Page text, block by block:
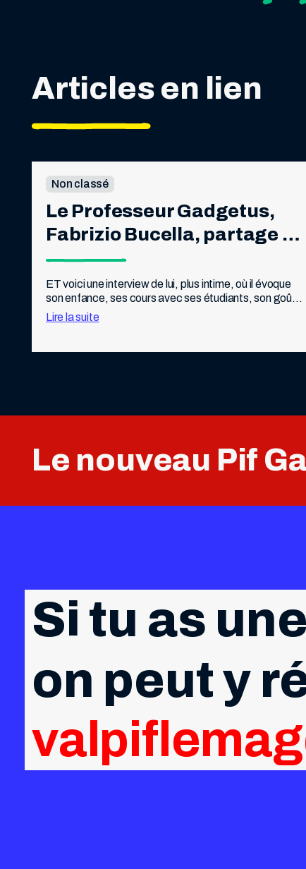
Articles en lien
Non classé
Le Professeur Gadgetus,
Fabrizio Bucella, partage
avec les lecteurs de Pif
quelques-uns de ses
souvenirs de Pif
ET voici une interview de lui, plus intime, où il évoque
son enfance, ses cours avec ses étudiants, son goût
pour la science et la transmission, une petite pépite.
Lire la suite
Le nouveau Pif
Si tu as
on peut y